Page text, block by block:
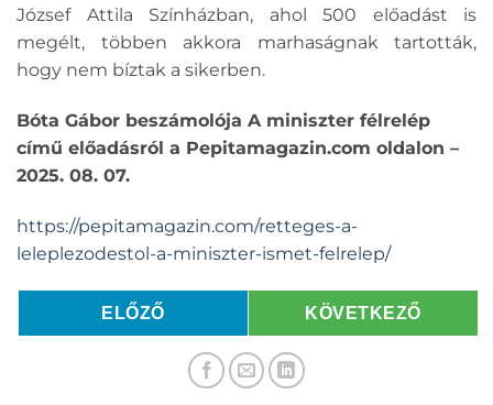
József Attila Színházban, ahol 500 előadást is
megélt, többen akkora marhaságnak tartották,
hogy nem bíztak a sikerben.
Bóta Gábor beszámolója A miniszter félrelép
című előadásról a Pepitamagazin.com oldalon –
2025. 08. 07.
https://pepitamagazin.com/retteges-a-
leleplezodestol-a-miniszter-ismet-felrelep/
ELŐZŐ KÖVETKEZŐ